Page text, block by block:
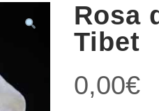
Rosa
Tibet
0,00€